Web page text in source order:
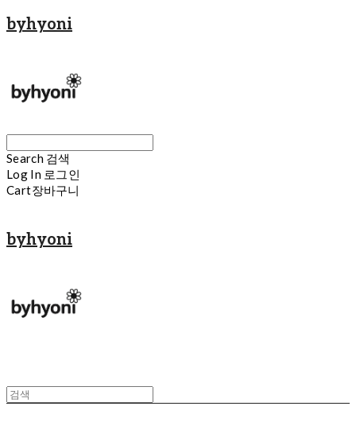
byhyoni
Search 검색
Log In 로그인
Cart장바구니
byhyoni